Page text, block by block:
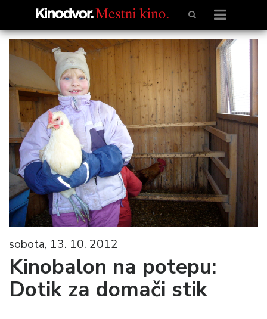
sobota, 13. 10. 2012
Kinobalon na potepu:
Dotik za domači stik